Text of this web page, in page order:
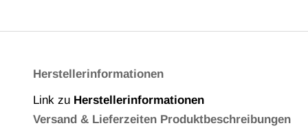
Herstellerinformationen
Link zu Herstellerinformationen
Versand & Lieferzeiten Produktbeschreibungen